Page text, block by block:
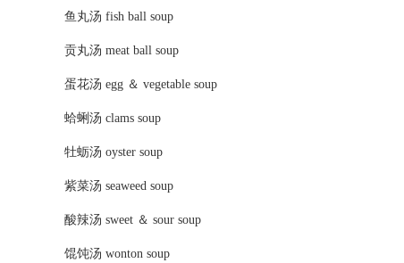
鱼丸汤 fish ball soup
贡丸汤 meat ball soup
蛋花汤 egg ＆ vegetable soup
蛤蜊汤 clams soup
牡蛎汤 oyster soup
紫菜汤 seaweed soup
酸辣汤 sweet ＆ sour soup
馄饨汤 wonton soup